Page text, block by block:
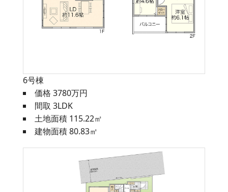
6号棟
価格 3780万円
間取 3LDK
土地面積 115.22㎡
建物面積 80.83㎡